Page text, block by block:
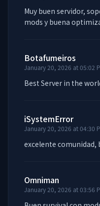
Muy buen servidor,
mods y buena
Botafumeiros
January 20, 2026 at 05:02
Best Server in the
iSystemError
January 20, 2026 at 04:30
excelente comunidad,
Omniman
January 20, 2026 at 03:56